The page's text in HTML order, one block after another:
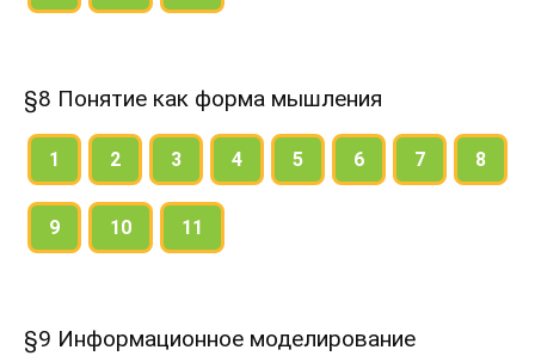
§8 Понятие как форма мышления
1 2 3 4 5 6 7 8
9 10 11
§9 Информационное моделирование